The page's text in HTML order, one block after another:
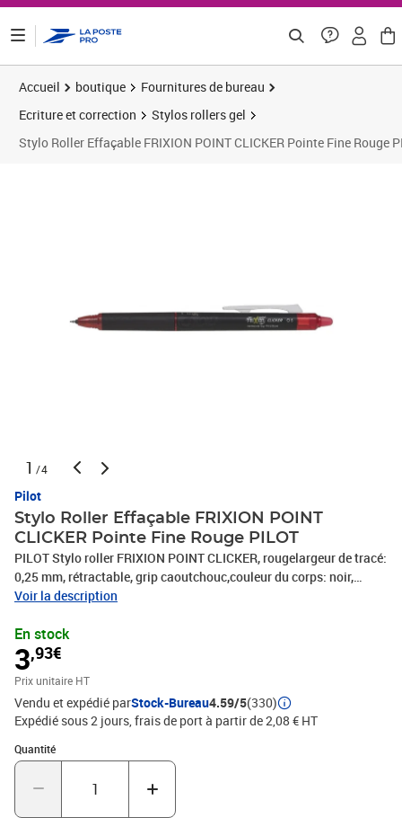
Accueil boutique
Fournitures de bureau
Ecriture et correction
Stylos rollers gel
Stylo Roller Effaçable FRIXION POINT CLICKER Pointe Fine Rouge
1 /4
Pilot
Stylo Roller Effaçable FRIXION POINT
CLICKER Pointe Fine Rouge PILOT
PILOT Stylo roller FRIXION POINT CLICKER, rougelargeur de tracé:
0,25 mm, rétractable, grip caoutchouc,couleur du corps: noir,
embout à la couleur de l'encre(604416 / BLRT-FRP5)
Voir la description
En stock
3,93€
Prix unitaire HT
Vendu et expédié parStock-Bureau4.59/5(330)
Expédié sous 2 jours, frais de port à partir de 2,08 € HT
Quantité
Quantité : 1